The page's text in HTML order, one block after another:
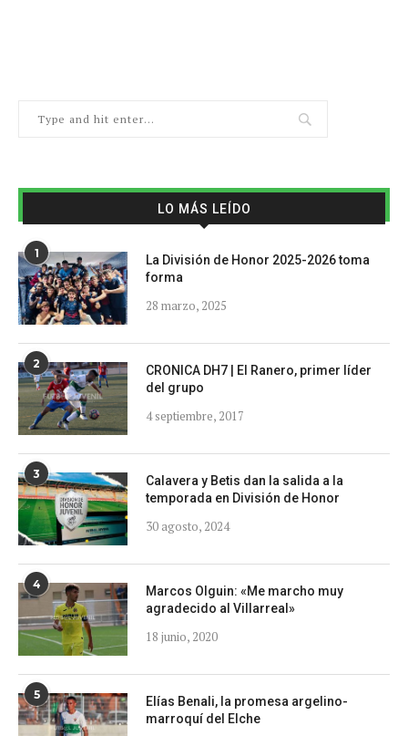
LO MÁS LEÍDO
1
La División de Honor 2025-2026 toma
forma
28 marzo, 2025
2
CRONICA DH7 | El Ranero, primer líder
del grupo
4 septiembre, 2017
3
Calavera y Betis dan la salida a la
temporada en División de Honor
30 agosto, 2024
4
Marcos Olguin: «Me marcho muy
agradecido al Villarreal»
18 junio, 2020
5
Elías Benali, la promesa argelino-
marroquí del Elche